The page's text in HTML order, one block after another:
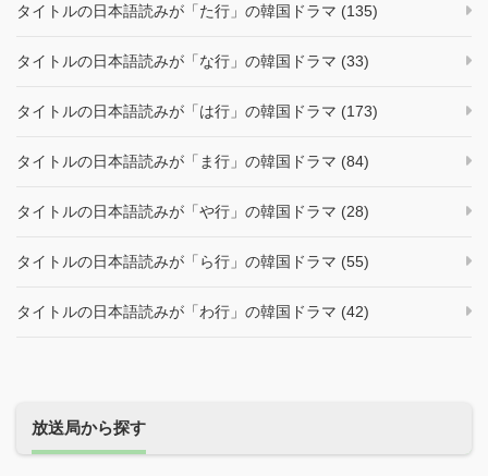
タイトルの日本語読みが「た行」の韓国ドラマ (135)
タイトルの日本語読みが「な行」の韓国ドラマ (33)
タイトルの日本語読みが「は行」の韓国ドラマ (173)
タイトルの日本語読みが「ま行」の韓国ドラマ (84)
タイトルの日本語読みが「や行」の韓国ドラマ (28)
タイトルの日本語読みが「ら行」の韓国ドラマ (55)
タイトルの日本語読みが「わ行」の韓国ドラマ (42)
放送局から探す